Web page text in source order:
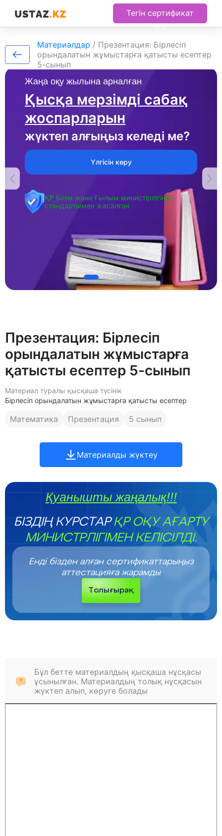
Тегін сертификат
алу
Жаңа оқу жылына арналған
Қысқа мерзімді сабақ
жоспарларын
жүктеп алғыңыз келеді ме?
Үлгісін көру
ҚР Білім және Ғылым министірлігінің
стандартымен жасалған
Материалдар / Презентация: Бірлесіп
орындалатын жұмыстарға қатысты есептер
5-сынып
Презентация: Бірлесіп
орындалатын жұмыстарға
қатысты есептер 5-сынып
Материал туралы қысқаша түсінік
Бірлесіп орындалатын жұмыстарға қатысты есептер
Математика Презентация 5 сынып
Материалды жүктеу
Қуанышты жаңалық!!!
БІЗДІҢ КУРСТАРҚР ОҚУ АҒАРТУ
МИНИСТРЛІГІМЕН КЕЛІСІЛДІ.
Енді бізден алған сертификаттарыңыз
аттестацияға жарамды
Толығырақ
Бұл бетте материалдың қысқаша нұсқасы
ұсынылған. Материалдың толық нұсқасын
жүктеп алып, көруге болады